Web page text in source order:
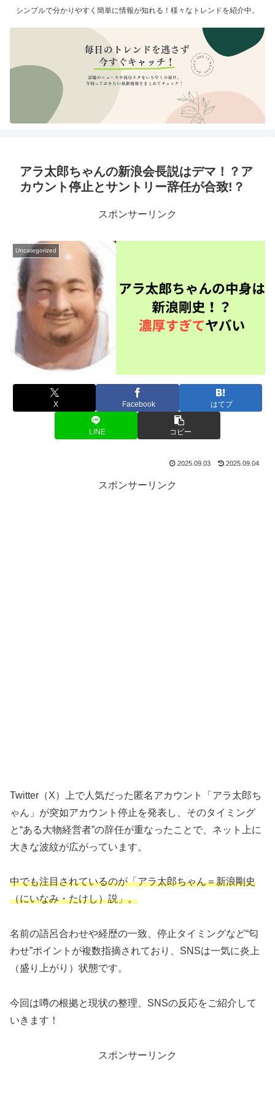
シンプルで分かりやすく簡単に情報が知れる！様々なトレンドを紹介中。
アラ太郎ちゃんの新浪会長説はデマ！？ア
カウント停止とサントリー辞任が合致!？
スポンサーリンク
Uncategorized
X Facebook はてブ
LINE コピー
2025.09.03 2025.09.04
スポンサーリンク
Twitter（X）上で人気だった匿名アカウント「アラ太郎ち
ゃん」が突如アカウント停止を発表し、そのタイミング
と“ある大物経営者”の辞任が重なったことで、ネット上に
大きな波紋が広がっています。
中でも注目されているのが「アラ太郎ちゃん＝新浪剛史
（にいなみ・たけし）説」。
名前の語呂合わせや経歴の一致、停止タイミングなど“匂
わせ”ポイントが複数指摘されており、SNSは一気に炎上
（盛り上がり）状態です。
今回は噂の根拠と現状の整理、SNSの反応をご紹介して
いきます！
スポンサーリンク